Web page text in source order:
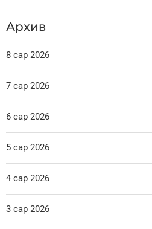
Архив
8 сар 2026
7 сар 2026
6 сар 2026
5 сар 2026
4 сар 2026
3 сар 2026